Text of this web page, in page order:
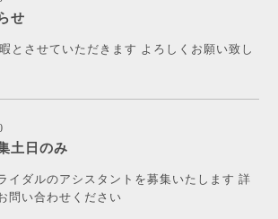
せ
とさせていただきます よろしくお願い致し
土日のみ
イダルのアシスタントを募集いたします 詳
問い合わせください